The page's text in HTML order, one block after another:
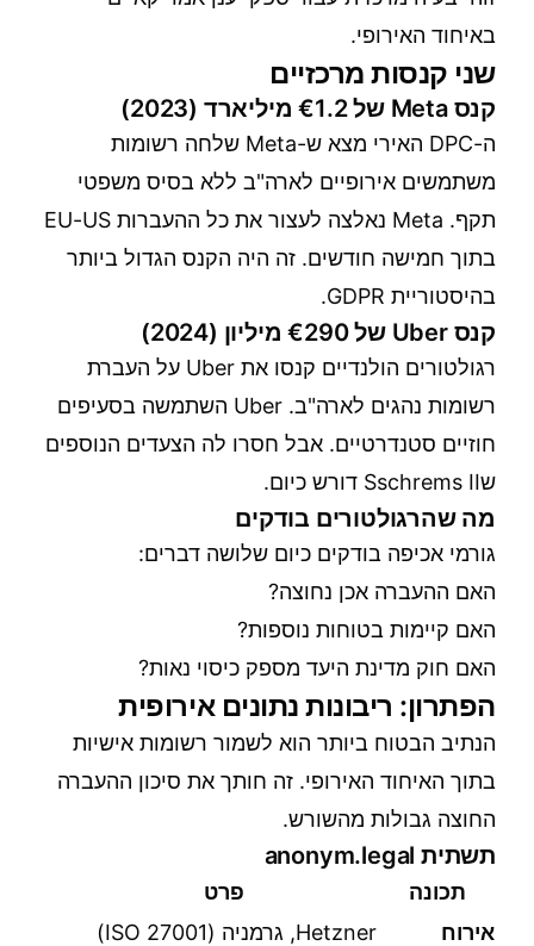
באיחוד האירופי.
שני קנסות מרכזיים
קנס Meta של €1.2 מיליארד (2023)
ה-DPC האירי מצא ש-Meta שלחה רשומות
משתמשים אירופיים לארה"ב ללא בסיס משפטי
תקף. Meta נאלצה לעצור את כל ההעברות EU-US
בתוך חמישה חודשים. זה היה הקנס הגדול ביותר
בהיסטוריית GDPR.
קנס Uber של €290 מיליון (2024)
רגולטורים הולנדיים קנסו את Uber על העברת
רשומות נהגים לארה"ב. Uber השתמשה בסעיפים
חוזיים סטנדרטיים. אבל חסרו לה הצעדים הנוספים
שSschrems II דורש כיום.
מה שהרגולטורים בודקים
גורמי אכיפה בודקים כיום שלושה דברים:
האם ההעברה אכן נחוצה?
האם קיימות בטוחות נוספות?
האם חוק מדינת היעד מספק כיסוי נאות?
הפתרון: ריבונות נתונים אירופית
הנתיב הבטוח ביותר הוא לשמור רשומות אישיות
בתוך האיחוד האירופי. זה חותך את סיכון ההעברה
החוצה גבולות מהשורש.
תשתית anonym.legal
תכונה
פרט
אירוח
Hetzner, גרמניה (ISO 27001)